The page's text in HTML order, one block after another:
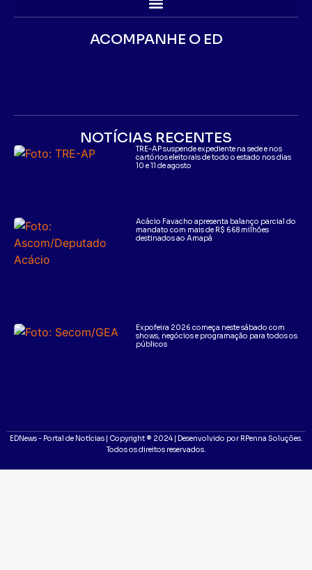
ACOMPANHE O ED
NOTÍCIAS RECENTES
TRE-AP suspende expediente na sede e nos
cartórios eleitorais de todo o estado nos dias
10 e 11 de agosto
Acácio Favacho apresenta balanço parcial do
mandato com mais de R$ 668 milhões
destinados ao Amapá
Expofeira 2026 começa neste sábado com
shows, negócios e programação para todos os
públicos
EDNews - Portal de Notícias | Copyright ® 2024 | Desenvolvido por RPenna Soluções.
Todos os direitos reservados.